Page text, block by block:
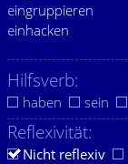
eingruppieren
einhacken
Hilfsverb:
haben sein
Reflexivität:
Nicht reflexiv